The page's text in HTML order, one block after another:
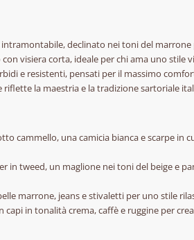
declinato nei toni del
visiera corta, ideale per chi ama uno stile
e resistenti, pensati per il massimo
riflette la maestria e la tradizione sartoriale
cammello, una camicia bianca e scarpe in
in tweed, un maglione nei toni del beige e
marrone, jeans e stivaletti per uno stile
in tonalità crema, caffè e ruggine per